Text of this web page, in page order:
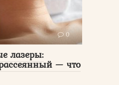
0
лазеры:
— что